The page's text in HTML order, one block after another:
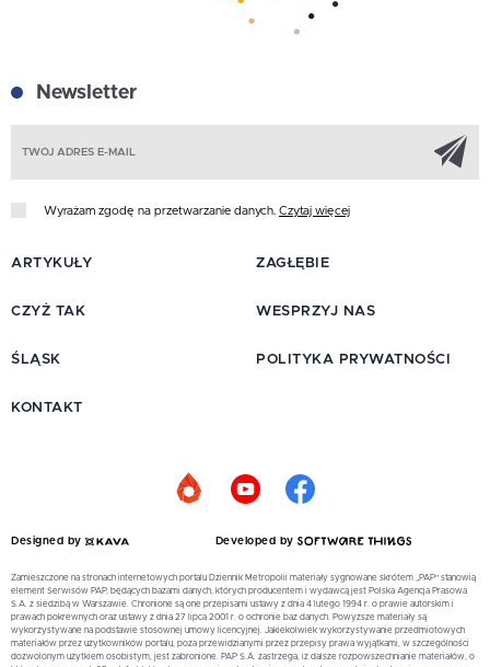
Newsletter
Wyrażam zgodę na przetwarzanie danych. Czytaj więcej
ARTYKUŁY
CZYŻ TAK
ŚLĄSK
ZAGŁĘBIE
WESPRZYJ NAS
POLITYKA PRYWATNOŚCI
KONTAKT
Designed by Developed by
Zamieszczone na stronach internetowych portalu Dziennik Metropolii materiały sygnowane skrótem „PAP” stanowią
element Serwisów PAP, będących bazami danych, których producentem i wydawcą jest Polska Agencja Prasowa
S.A. z siedzibą w Warszawie. Chronione są one przepisami ustawy z dnia 4 lutego 1994 r. o prawie autorskim i
prawach pokrewnych oraz ustawy z dnia 27 lipca 2001 r. o ochronie baz danych. Powyższe materiały są
wykorzystywane na podstawie stosownej umowy licencyjnej. Jakiekolwiek wykorzystywanie przedmiotowych
materiałów przez użytkowników portalu, poza przewidzianymi przez przepisy prawa wyjątkami, w szczególności
dozwolonym użytkiem osobistym, jest zabronione. PAP S.A. zastrzega, iż dalsze rozpowszechnianie materiałów, o